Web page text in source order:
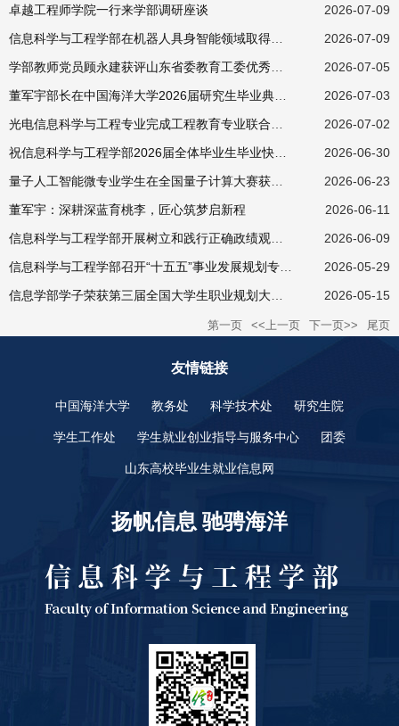
卓越工程师学院一行来学部调研座谈
2026-07-09
2026-07-09
2026-07-05
2026-07-03
2026-07-02
2026-06-30
2026-06-23
董军宇：深耕深蓝育桃李，匠心筑梦启新程
2026-06-11
2026-06-09
2026-05-29
2026-05-15
第一页 <<上一页 下一页>> 尾页
友情链接
中国海洋大学 教务处 科学技术处 研究生院
学生工作处 学生就业创业指导与服务中心 团委
山东高校毕业生就业信息网
扬帆信息 驰骋海洋